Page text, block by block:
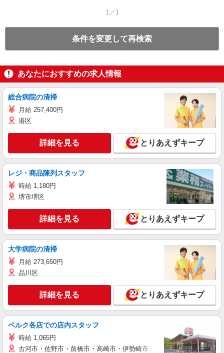
1／1
条件を変更して再検索
あなたにおすすめの求人情報
総合病院の清掃
月給 257,400円
港区
詳細を見る とりあえずキープ
レジ・商品陳列スタッフ
時給 1,180円
堺市堺区
詳細を見る とりあえずキープ
大学病院の清掃
月給 273,650円
品川区
詳細を見る とりあえずキープ
ベルク各店での店内スタッフ
時給 1,065円
古河市・佐野市・前橋市・高崎市・伊勢崎市・太田市・館林市・藤